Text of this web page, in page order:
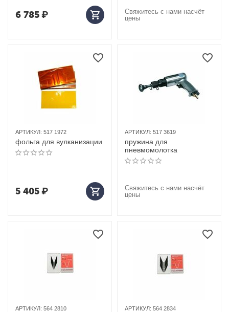
6 785₽
Свяжитесь с нами насчёт
цены
АРТИКУЛ: 517 1972
фольга для вулканизации
5 405₽
АРТИКУЛ: 517 3619
пружина для
пневмомолотка
Свяжитесь с нами насчёт
цены
АРТИКУЛ: 564 2810 АРТИКУЛ: 564 2834